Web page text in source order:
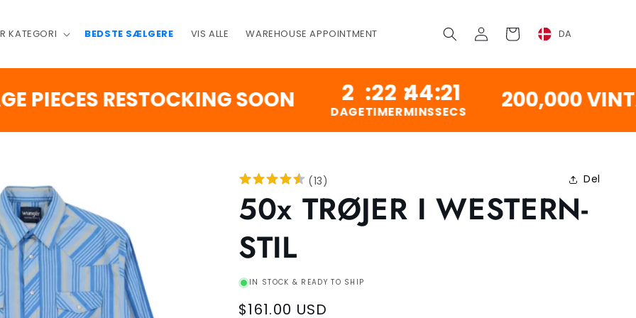
KATEGORI BEDSTE SÆLGERE VIS ALLE WAREHOUSE APPOINTMENT
Log
ind
Vogn DA
RESTOCKING SOON 2
DAGE
22 :
TIMER
44:
MINS
20
SECS 200,000 VINTAGE
(13) Del
50x TRØJER I WESTERN-
STIL
IN STOCK & READY TO SHIP
Regular
$161.00 USD